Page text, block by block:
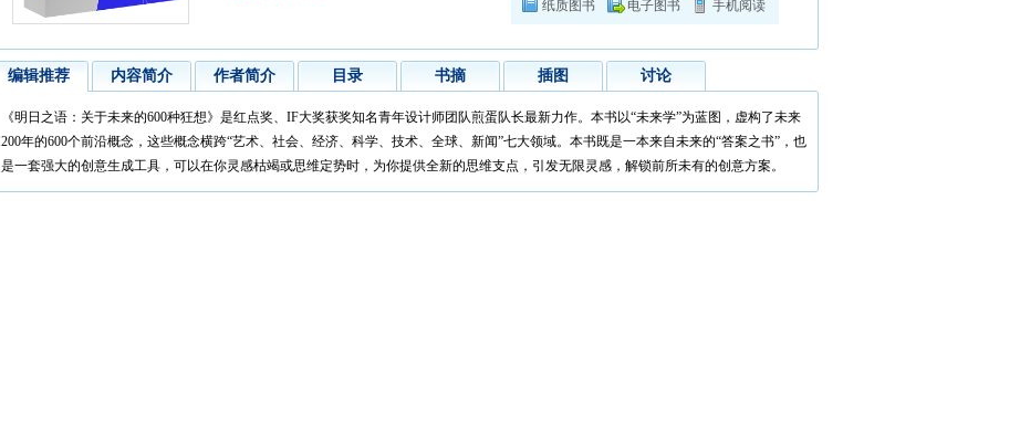
纸质图书 电子图书 手机阅读
编辑推荐 内容简介 作者简介 目录 书摘 插图 讨论
《明日之语：关于未来的600种狂想》是红点奖、IF大奖获奖知名青年设计师团队煎蛋队长最新力作。本书以“未来学”为蓝图，虚构了未来
200年的600个前沿概念，这些概念横跨“艺术、社会、经济、科学、技术、全球、新闻”七大领域。本书既是一本来自未来的“答案之书”，也
是一套强大的创意生成工具，可以在你灵感枯竭或思维定势时，为你提供全新的思维支点，引发无限灵感，解锁前所未有的创意方案。